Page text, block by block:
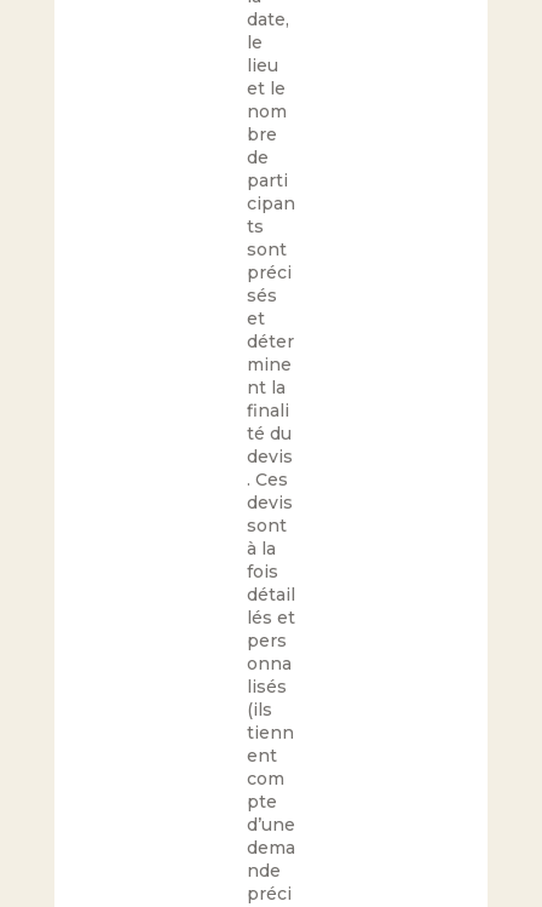
date,
le
lieu
et le
nom
bre
de
parti
cipan
ts
sont
préci
sés
et
déter
mine
nt la
finali
té du
devis
. Ces
devis
sont
à la
fois
détail
lés et
pers
onna
lisés
(ils
tienn
ent
com
pte
d’une
dema
nde
préci